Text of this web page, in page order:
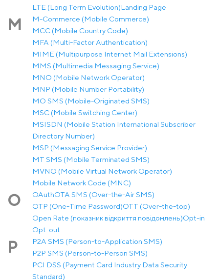
LTE (Long Term Evolution)Landing Page
M
M-Commerce (Mobile Commerce)
MCC (Mobile Country Code)
MFA (Multi-Factor Authentication)
MIME (Multipurpose Internet Mail Extensions)
MMS (Multimedia Messaging Service)
MNO (Mobile Network Operator)
MNP (Mobile Number Portability)
MO SMS (Mobile-Originated SMS)
MSC (Mobile Switching Center)
MSISDN (Mobile Station International Subscriber
Directory Number)
MSP (Messaging Service Provider)
MT SMS (Mobile Terminated SMS)
MVNO (Mobile Virtual Network Operator)
Mobile Network Code (MNC)
O OAuthOTA SMS (Over-the-Air SMS)
OTP (One-Time Password)OTT (Over-the-top)
Open Rate (показник відкриття повідомлень)Opt-in
Opt-out
P
P2A SMS (Person-to-Application SMS)
P2P SMS (Person-to-Person SMS)
PCI DSS (Payment Card Industry Data Security
Standard)